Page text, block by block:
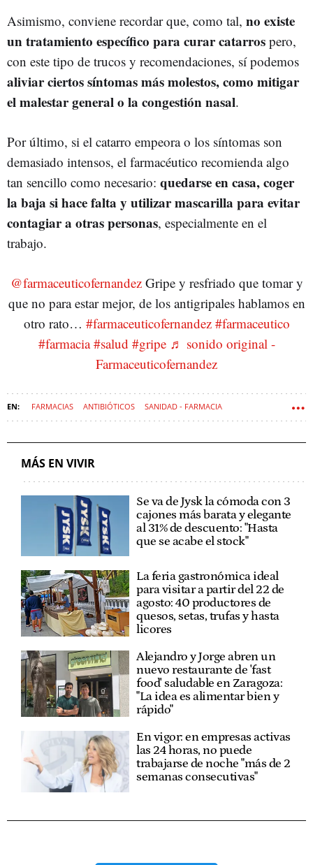
Asimismo, conviene recordar que, como tal, no existe
un tratamiento específico para curar catarros pero,
con este tipo de trucos y recomendaciones, sí podemos
aliviar ciertos síntomas más molestos, como mitigar
el malestar general o la congestión nasal.
Por último, si el catarro empeora o los síntomas son
demasiado intensos, el farmacéutico recomienda algo
tan sencillo como necesario: quedarse en casa, coger
la baja si hace falta y utilizar mascarilla para evitar
contagiar a otras personas, especialmente en el
trabajo.
@farmaceuticofernandezGripe y resfriado que tomar y
que no para estar mejor, de los antigripales hablamos en
otro rato… #farmaceuticofernandez #farmaceutico
#farmacia #salud #gripe ♬ sonido original -
Farmaceuticofernandez
FARMACIAS ANTIBIÓTICOS SANIDAD - FARMACIA
MÁS EN VIVIR
Se va de Jysk la cómoda con 3
cajones más barata y elegante
al 31% de descuento: "Hasta
que se acabe el stock"
La feria gastronómica ideal
para visitar a partir del 22 de
agosto: 40 productores de
quesos, setas, trufas y hasta
licores
Alejandro y Jorge abren un
nuevo restaurante de 'fast
food' saludable en Zaragoza:
"La idea es alimentar bien y
rápido"
En vigor: en empresas activas
las 24 horas, no puede
trabajarse de noche "más de 2
semanas consecutivas"